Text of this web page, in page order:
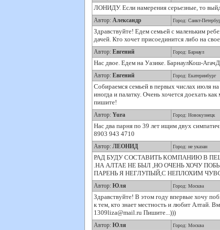
ЛОНИДУ. Если намерения серьезные, то
Автор: Александр Город: Санкт-
Здравствуйте! Едем семьей с маленьким
дачей. Кто хочет присоединится либо на
Автор: Евгений Город: Барнаул
Нас двое. Едем на Уазике. БарнаулКош-
Автор: Евгений Город: Екатеринбург
Собираемся семьей в первых числах июля
иногда и палатку. Очень хочется доехать
пишите!
Автор: Yura Город: Новокузнецк
Нас два парня по 39 лет ищим двух
8903 943 4710
Автор: ЛЕОНИД Город: не указан
РАД БУДУ СОСТАВИТЬ КОМПАНИЮ В
.НА АЛТАЕ НЕ БЫЛ ,НО ОЧЕНЬ ХОЧУ
ПАРЕНЬ Я НЕГЛУПЫЙ,С НЕПЛОХИМ
Автор: Юля Город: Москва
Здравствуйте! В этом году впервые хочу
к тем, кто знает местность и любит Алтай.
1309liza@mail.ru Пишите...)))
Автор: Юля Город: Москва